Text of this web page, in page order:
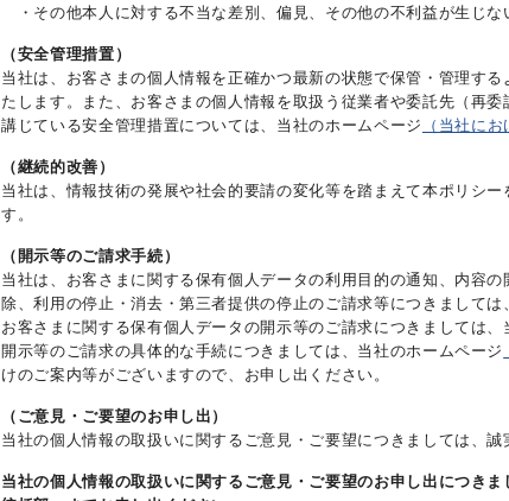
・その他本人に対する不当な差別、偏見、その他の不利益が生じ
（安全管理措置）
当社は、お客さまの個人情報を正確かつ最新の状態で保管・管理す
たします。また、お客さまの個人情報を取扱う従業者や委託先（再
講じている安全管理措置については、当社のホームページ
（当社に
（継続的改善）
当社は、情報技術の発展や社会的要請の変化等を踏まえて本ポリシ
す。
（開示等のご請求手続）
当社は、お客さまに関する保有個人データの利用目的の通知、内容
除、利用の停止・消去・第三者提供の停止のご請求等につきまして
お客さまに関する保有個人データの開示等のご請求につきましては
開示等のご請求の具体的な手続につきましては、当社のホームページ
けのご案内等がございますので、お申し出ください。
（ご意見・ご要望のお申し出）
当社の個人情報の取扱いに関するご意見・ご要望につきましては、
当社の個人情報の取扱いに関するご意見・ご要望のお申し出につき